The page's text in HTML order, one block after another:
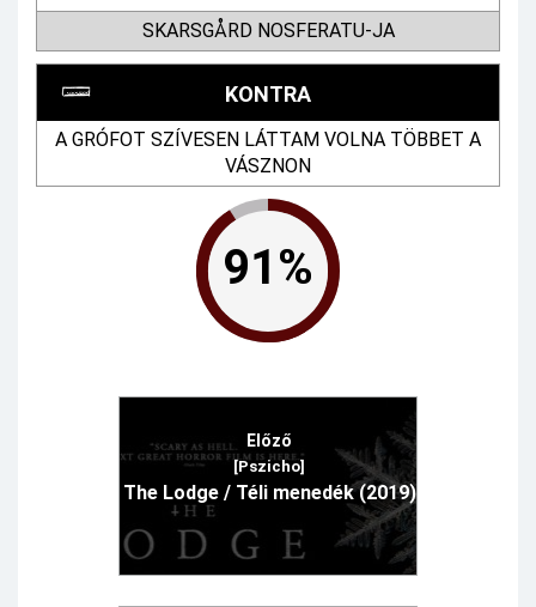
SKARSGÅRD NOSFERATU-JA
KONTRA
A GRÓFOT SZÍVESEN LÁTTAM VOLNA TÖBBET A
VÁSZNON
91%
Előző
[Pszicho]
The Lodge / Téli menedék (2019)